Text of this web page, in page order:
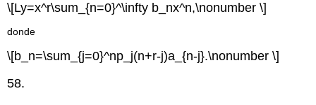
\[Ly=x^r\sum_{n=0}^\infty b_nx^n,\nonumber \]
donde
\[b_n=\sum_{j=0}^np_j(n+r-j)a_{n-j}.\nonumber \]
58.